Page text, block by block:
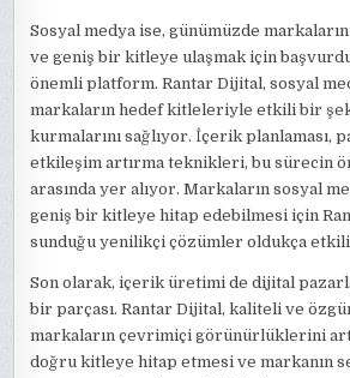
Sosyal medya ise, günümüzde
ve geniş bir kitleye ulaşmak için
önemli platform. Rantar Dijital, sosyal
markaların hedef kitleleriyle etkili bir
kurmalarını sağlıyor. İçerik planlaması,
etkileşim artırma teknikleri, bu sürecin
arasında yer alıyor. Markaların sosyal
geniş bir kitleye hitap edebilmesi için
sunduğu yenilikçi çözümler oldukça
Son olarak, içerik üretimi de dijital
bir parçası. Rantar Dijital, kaliteli ve
markaların çevrimiçi görünürlüklerini
doğru kitleye hitap etmesi ve markanın